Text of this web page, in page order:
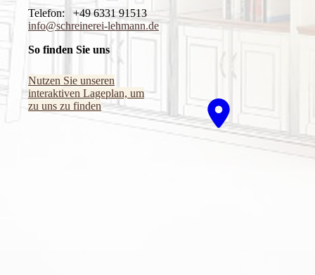
Telefon: +49 6331 91513
info@schreinerei-lehmann.de
So finden Sie uns
Nutzen Sie unseren
interaktiven La­ge­plan, um
zu uns zu finden